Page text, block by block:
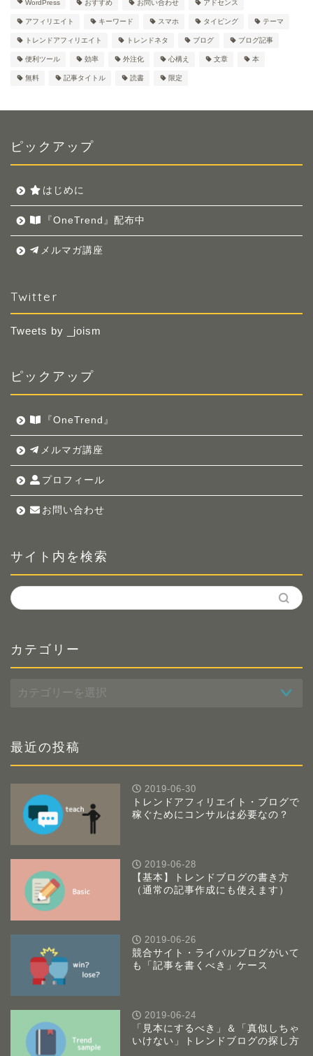
WordPress おすすめ お問い合わせ アドセンス
アフィリエイト キーワード スマホ タイピング テーマ
トレンドアフィリエイト トレンドネタ ブログ ブログ記事
便利ツール 効率 外注化 心構え 文章 本
無料 記事タイトル 読書 限定
ピックアップ
はじめに
『OneTrend』配布中
メルマガ講座
Twitter
Tweets by _joism
ピックアップ
『OneTrend』
メルマガ講座
プロフィール
お問い合わせ
サイト内を検索
カテゴリー
テ
ー
最近の投稿
2019-06-30
トレンドアフィリエイト・ブログで
稼ぐためにコンサルは必要なの？
2019-06-28
【基本】トレンドブログの書き方
（通常の記事作成にも使えます）
2019-06-26
競合サイト・ライバルブログがいて
も「記事を書くべき」ケース
2019-06-24
「見本にするべき」＆「真似しちゃ
いけない」トレンドブログの探し方